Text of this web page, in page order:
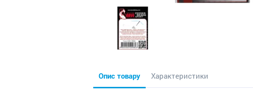
Опис товару Характеристики